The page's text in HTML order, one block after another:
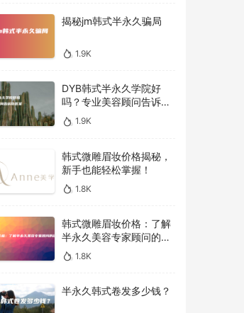
揭秘jm韩式半永久骗局
1.9K
DYB韩式半永久学院好
吗？专业美容顾问告诉你
答案！
1.9K
韩式微雕眉妆价格揭秘，
新手也能轻松掌握！
1.8K
韩式微雕眉妆价格：了解
半永久美容专家顾问的建
议 1.8K
半永久韩式卷发多少钱？